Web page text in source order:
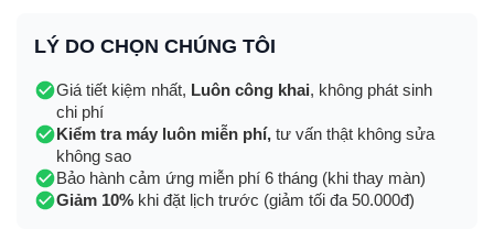
LÝ DO CHỌN CHÚNG TÔI
Giá tiết kiệm nhất, Luôn công khai, không phát sinh
chi phí
Kiểm tra máy luôn miễn phí, tư vấn thật không sửa
không sao
Bảo hành cảm ứng miễn phí 6 tháng (khi thay màn)
Giảm 10% khi đặt lịch trước (giảm tối đa 50.000đ)